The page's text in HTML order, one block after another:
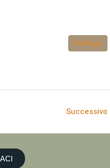
Dettagli
Successivo